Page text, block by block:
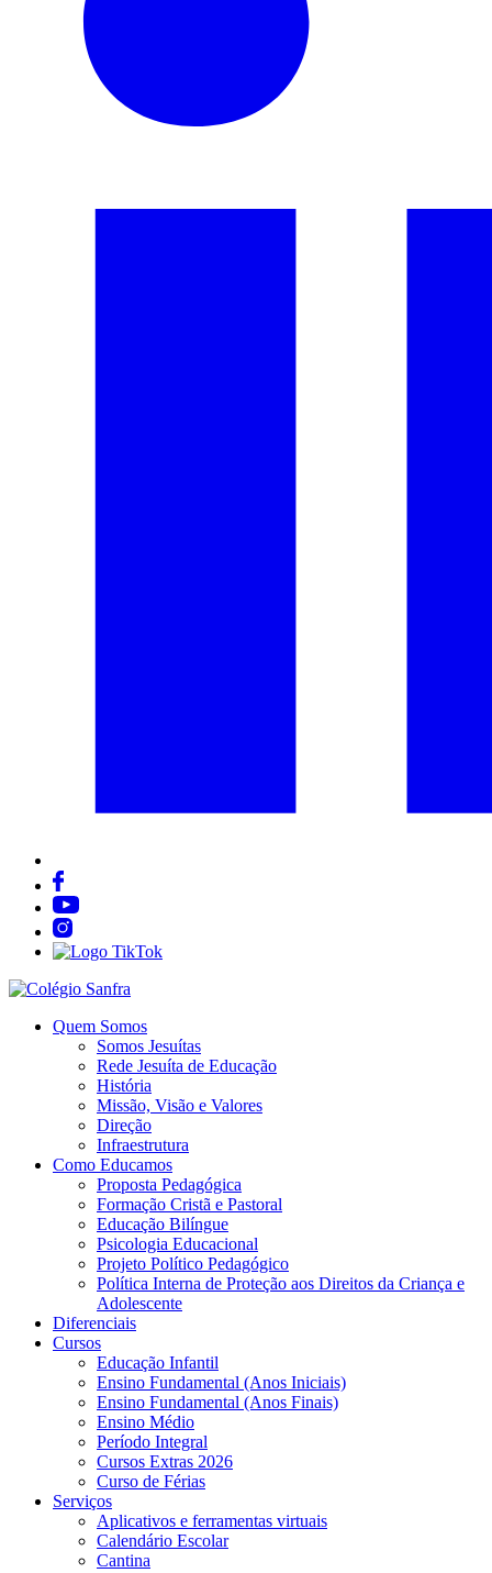
Quem Somos
Somos Jesuítas
Rede Jesuíta de Educação
História
Missão, Visão e Valores
Direção
Infraestrutura
Como Educamos
Proposta Pedagógica
Formação Cristã e Pastoral
Educação Bilíngue
Psicologia Educacional
Projeto Político Pedagógico
Política Interna de Proteção aos Direitos da Criança e
Adolescente
Diferenciais
Cursos
Educação Infantil
Ensino Fundamental (Anos Iniciais)
Ensino Fundamental (Anos Finais)
Ensino Médio
Período Integral
Cursos Extras 2026
Curso de Férias
Serviços
Aplicativos e ferramentas virtuais
Calendário Escolar
Cantina